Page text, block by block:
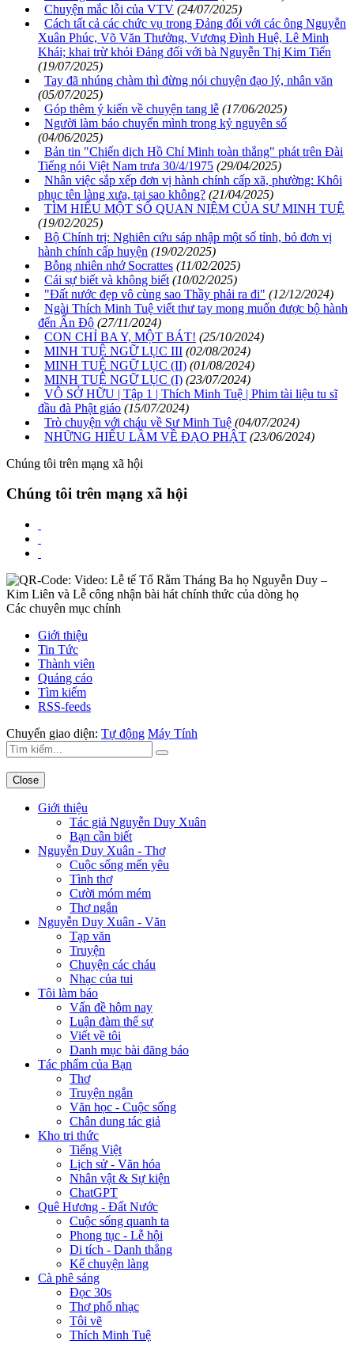
Chuyện mắc lỗi của VTV (24/07/2025)
Cách tất cả các chức vụ trong Đảng đối với các ông Nguyễn
Xuân Phúc, Võ Văn Thưởng, Vương Đình Huệ, Lê Minh
Khái; khai trừ khỏi Đảng đối với bà Nguyễn Thị Kim Tiến
(19/07/2025)
Tay đã nhúng chàm thì đừng nói chuyện đạo lý, nhân văn
(05/07/2025)
Góp thêm ý kiến về chuyện tang lễ (17/06/2025)
Người làm báo chuyển mình trong kỷ nguyên số
(04/06/2025)
Bản tin "Chiến dịch Hồ Chí Minh toàn thắng" phát trên Đài
Tiếng nói Việt Nam trưa 30/4/1975 (29/04/2025)
Nhân việc sắp xếp đơn vị hành chính cấp xã, phường: Khôi
phục tên làng xưa, tại sao không? (21/04/2025)
TÌM HIỂU MỘT SỐ QUAN NIỆM CỦA SƯ MINH TUỆ
(19/02/2025)
Bộ Chính trị: Nghiên cứu sáp nhập một số tỉnh, bỏ đơn vị
hành chính cấp huyện (19/02/2025)
Bỗng nhiên nhớ Socrattes (11/02/2025)
Cái sự biết và không biết (10/02/2025)
"Đất nước đẹp vô cùng sao Thầy phải ra đi" (12/12/2024)
Ngài Thích Minh Tuệ viết thư tay mong muốn được bộ hành
đến Ấn Độ (27/11/2024)
CON CHỈ BA Y, MỘT BÁT! (25/10/2024)
MINH TUỆ NGỮ LỤC III (02/08/2024)
MINH TUỆ NGỮ LỤC (II) (01/08/2024)
MINH TUỆ NGỮ LỤC (I) (23/07/2024)
VÔ SỞ HỮU | Tập 1 | Thích Minh Tuệ | Phim tài liệu tu sĩ
đầu đà Phật giáo (15/07/2024)
Trò chuyện với cháu về Sư Minh Tuệ (04/07/2024)
NHỮNG HIỂU LẦM VỀ ĐẠO PHẬT (23/06/2024)
Chúng tôi trên mạng xã hội
Chúng tôi trên mạng xã hội
Các chuyên mục chính
Giới thiệu
Tin Tức
Thành viên
Quảng cáo
Tìm kiếm
RSS-feeds
Chuyển giao diện: Tự động Máy Tính
Close
Giới thiệu
Tác giả Nguyễn Duy Xuân
Bạn cần biết
Nguyễn Duy Xuân - Thơ
Cuộc sống mến yêu
Tình thơ
Cười móm mém
Thơ ngắn
Nguyễn Duy Xuân - Văn
Tạp văn
Truyện
Chuyện các cháu
Nhạc của tui
Tôi làm báo
Vấn đề hôm nay
Luận đàm thế sự
Viết về tôi
Danh mục bài đăng báo
Tác phẩm của Bạn
Thơ
Truyện ngắn
Văn học - Cuộc sống
Chân dung tác giả
Kho tri thức
Tiếng Việt
Lịch sử - Văn hóa
Nhân vật & Sự kiện
ChatGPT
Quê Hương - Đất Nước
Cuộc sống quanh ta
Phong tục - Lễ hội
Di tích - Danh thắng
Kể chuyện làng
Cà phê sáng
Đọc 30s
Thơ phổ nhạc
Tôi vẽ
Thích Minh Tuệ